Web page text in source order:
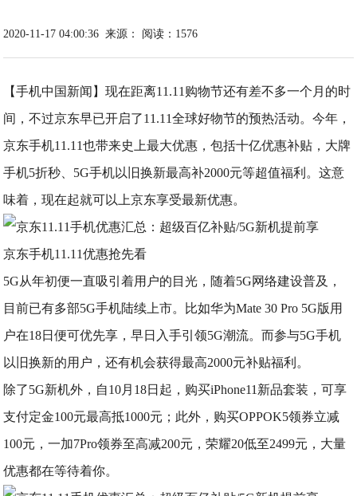
2020-11-17 04:00:36 来源： 阅读：1576
【手机中国新闻】现在距离11.11购物节还有差不多一个月的时
间，不过京东早已开启了11.11全球好物节的预热活动。今年，
京东手机11.11也带来史上最大优惠，包括十亿优惠补贴，大牌
手机5折秒、5G手机以旧换新最高补2000元等超值福利。这意
味着，现在起就可以上京东享受最新优惠。
京东手机11.11优惠抢先看
5G从年初便一直吸引着用户的目光，随着5G网络建设普及，
目前已有多部5G手机陆续上市。比如华为Mate 30 Pro 5G版用
户在18日便可优先享，早日入手引领5G潮流。而参与5G手机
以旧换新的用户，还有机会获得最高2000元补贴福利。
除了5G新机外，自10月18日起，购买iPhone11新品套装，可享
支付定金100元最高抵1000元；此外，购买OPPOK5领券立减
100元，一加7Pro领券至高减200元，荣耀20低至2499元，大量
优惠都在等待着你。